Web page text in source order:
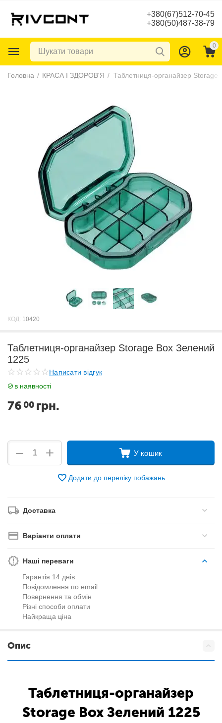
+380(67)512-70-45
+380(50)487-38-79
0
Головна / КРАСА І ЗДОРОВ'Я /
КОД: 10420
Таблетниця-органайзер Storage Box Зелений
1225
Написати відгук
в наявності
76 00 грн.
+
− У кошик
Додати до переліку побажань
Доставка
Варіанти оплати
Наші переваги
Гарантія 14 днів
Повідомлення по email
Повернення та обмін
Різні способи оплати
Найкраща ціна
Опис
Таблетниця-органайзер
Storage Box Зелений 1225